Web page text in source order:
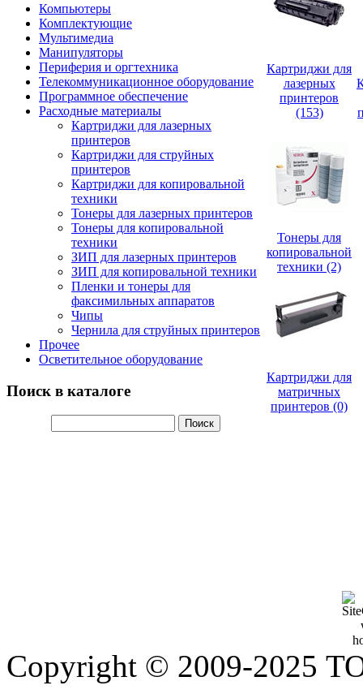
Компьютеры
Комплектующие
Мультимедиа
Манипуляторы
Периферия и оргтехника
Телекоммуникационное оборудование
Программное обеспечение
Расходные материалы
Картриджи для лазерных
принтеров
Картриджи для струйных
принтеров
Картриджи для копировальной
техники
Тонеры для лазерных принтеров
Тонеры для копировальной
техники
ЗИП для лазерных принтеров
ЗИП для копировальной техники
Пленки и тонеры для
факсимильных аппаратов
Чипы
Чернила для струйных принтеров
Прочее
Осветительное оборудование
Поиск в каталоге
Картриджи для
лазерных
принтеров
(153)
Тонеры для
копировальной
техники (2)
Картриджи для
матричных
принтеров (0)
Copyright © 2009-2025